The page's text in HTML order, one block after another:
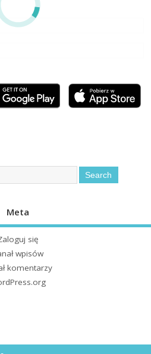
Meta
się
wpisów
komentarzy